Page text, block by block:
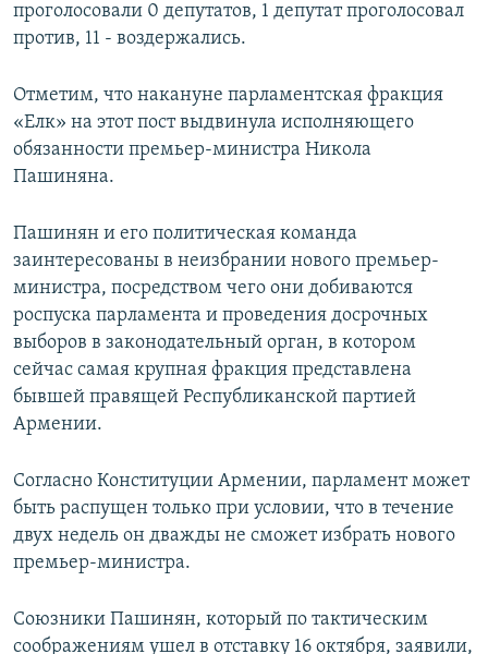
проголосовали 0 депутатов, 1 депутат проголосовал
против, 11 - воздержались.
Отметим, что накануне парламентская фракция
«Елк» на этот пост выдвинула исполняющего
обязанности премьер-министра Никола
Пашиняна.
Пашинян и его политическая команда
заинтересованы в неизбрании нового премьер-
министра, посредством чего они добиваются
роспуска парламента и проведения досрочных
выборов в законодательный орган, в котором
сейчас самая крупная фракция представлена
бывшей правящей Республиканской партией
Армении.
Согласно Конституции Армении, парламент может
быть распущен только при условии, что в течение
двух недель он дважды не сможет избрать нового
премьер-министра.
Союзники Пашинян, который по тактическим
соображениям ушел в отставку 16 октября, заявили,